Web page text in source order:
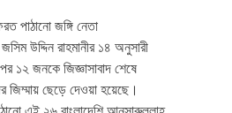
পাঠানো জঙ্গি নেতা
উদ্দিন রাহমানীর ১৪ অনুসারী
১২ জনকে জিজ্ঞাসাবাদ শেষে
জিম্মায় ছেড়ে দেওয়া হয়েছে।